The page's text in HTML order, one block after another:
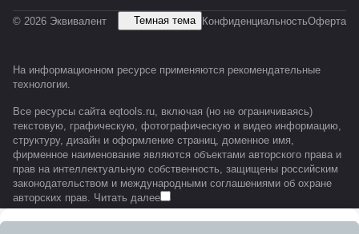
© 2026 Эквивалент Темная тема КонфиденциальностьОферта
На информационном ресурсе применяются рекомендательные
технологии.
Все ресурсы сайта eqtools.ru, включая (но не ограничиваясь)
текстовую, графическую, фотографическую и видео информацию,
структуру, дизайн и оформление страниц, доменное имя,
фирменное наименование являются объектами авторского права и
прав на интеллектуальную собственность, защищены российским
законодательством и международными соглашениями об охране
авторских прав. Читать далее